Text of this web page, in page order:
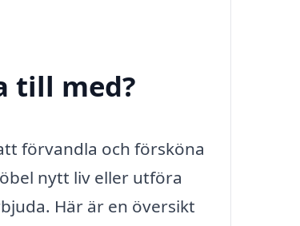
till med?
förvandla och försköna
nytt liv eller utföra
Här är en översikt